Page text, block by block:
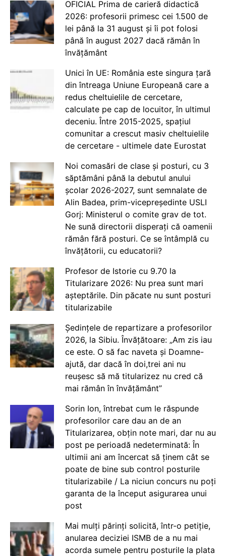
OFICIAL Prima de carieră didactică
2026: profesorii primesc cei 1.500 de
lei până la 31 august și îi pot folosi
până în august 2027 dacă rămân în
învățământ
Unici în UE: România este singura țară
din întreaga Uniune Europeană care a
redus cheltuielile de cercetare,
calculate pe cap de locuitor, în ultimul
deceniu. Între 2015-2025, spațiul
comunitar a crescut masiv cheltuielile
de cercetare - ultimele date Eurostat
Noi comasări de clase și posturi, cu 3
săptămâni până la debutul anului
școlar 2026-2027, sunt semnalate de
Alin Badea, prim-vicepreședinte USLI
Gorj: Ministerul o comite grav de tot.
Ne sună directorii disperați că oamenii
rămân fără posturi. Ce se întâmplă cu
învățătorii, cu educatorii?
Profesor de Istorie cu 9.70 la
Titularizare 2026: Nu prea sunt mari
așteptările. Din păcate nu sunt posturi
titularizabile
Ședințele de repartizare a profesorilor
2026, la Sibiu. Învățătoare: „Am zis iau
ce este. O să fac naveta și Doamne-
ajută, dar dacă în doi,trei ani nu
reușesc să mă titularizez nu cred că
mai rămân în învățământ”
Sorin Ion, întrebat cum le răspunde
profesorilor care dau an de an
Titularizarea, obțin note mari, dar nu au
post pe perioadă nedeterminată: În
ultimii ani am încercat să ținem cât se
poate de bine sub control posturile
titularizabile / La niciun concurs nu poți
garanta de la început asigurarea unui
post
Mai mulți părinți solicită, într-o petiție,
anularea deciziei ISMB de a nu mai
acorda sumele pentru posturile la plata